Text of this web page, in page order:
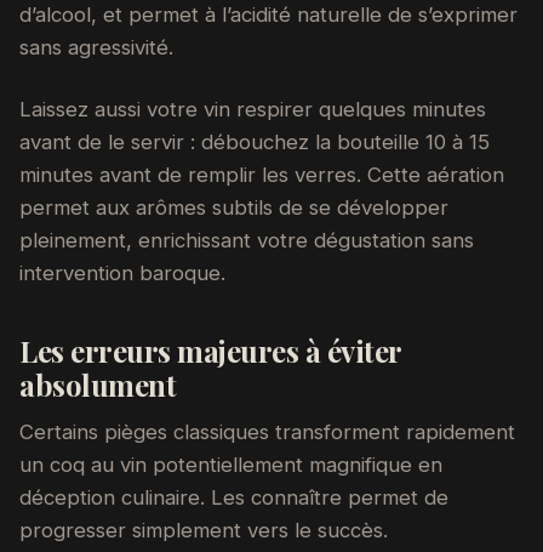
d’alcool, et permet à l’acidité naturelle de s’exprimer
sans agressivité.
Laissez aussi votre vin respirer quelques minutes
avant de le servir : débouchez la bouteille 10 à 15
minutes avant de remplir les verres. Cette aération
permet aux arômes subtils de se développer
pleinement, enrichissant votre dégustation sans
intervention baroque.
Les erreurs majeures à éviter
absolument
Certains pièges classiques transforment rapidement
un coq au vin potentiellement magnifique en
déception culinaire. Les connaître permet de
progresser simplement vers le succès.